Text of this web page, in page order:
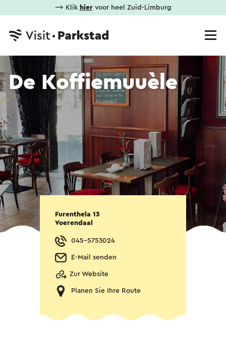
⟶ Klik hiervoor heel Zuid-Limburg
De Koffiemuuèle
Furenthela 13
Voerendaal
045-5753024
E-Mail senden
Zur Website
Planen Sie Ihre Route